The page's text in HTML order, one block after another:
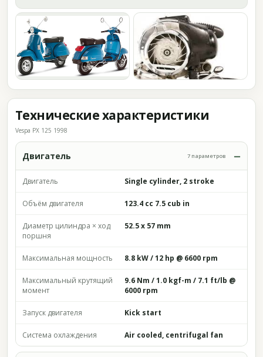
Технические характеристики
Vespa PX 125 1998
Двигатель 7 параметров
Двигатель Single cylinder, 2 stroke
Объём двигателя 123.4 cc 7.5 cub in
Диаметр цилиндра × ход
поршня
52.5 x 57 mm
Максимальная мощность 8.8 kW / 12 hp @ 6600 rpm
Максимальный крутящий
момент
9.6 Nm / 1.0 kgf-m / 7.1 ft/lb @
6000 rpm
Запуск двигателя Kick start
Система охлаждения Air cooled, centrifugal fan